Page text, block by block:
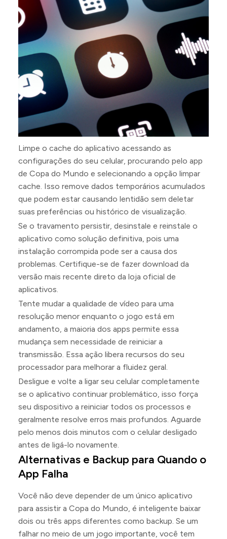
Limpe o cache do aplicativo acessando as
configurações do seu celular, procurando pelo app
de Copa do Mundo e selecionando a opção limpar
cache. Isso remove dados temporários acumulados
que podem estar causando lentidão sem deletar
suas preferências ou histórico de visualização.
Se o travamento persistir, desinstale e reinstale o
aplicativo como solução definitiva, pois uma
instalação corrompida pode ser a causa dos
problemas. Certifique-se de fazer download da
versão mais recente direto da loja oficial de
aplicativos.
Tente mudar a qualidade de vídeo para uma
resolução menor enquanto o jogo está em
andamento, a maioria dos apps permite essa
mudança sem necessidade de reiniciar a
transmissão. Essa ação libera recursos do seu
processador para melhorar a fluidez geral.
Desligue e volte a ligar seu celular completamente
se o aplicativo continuar problemático, isso força
seu dispositivo a reiniciar todos os processos e
geralmente resolve erros mais profundos. Aguarde
pelo menos dois minutos com o celular desligado
antes de ligá-lo novamente.
Alternativas e Backup para Quando o
App Falha
Você não deve depender de um único aplicativo
para assistir a Copa do Mundo, é inteligente baixar
dois ou três apps diferentes como backup. Se um
falhar no meio de um jogo importante, você tem